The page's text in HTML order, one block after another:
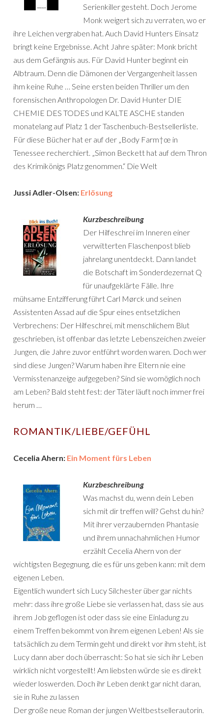
Serienkiller gesteht. Doch Jerome
Monk weigert sich zu verraten, wo er
ihre Leichen vergraben hat. Auch David Hunters Einsatz
bringt keine Ergebnisse. Acht Jahre später: Monk bricht
aus dem Gefängnis aus. Für David Hunter beginnt ein
Albtraum. Denn die Dämonen der Vergangenheit lassen
ihm keine Ruhe … Seine ersten beiden Thriller um den
forensischen Anthropologen Dr. David Hunter DIE
CHEMIE DES TODES und KALTE ASCHE standen
monatelang auf Platz 1 der Taschenbuch-Bestsellerliste.
Für diese Bücher hat er auf der „Body Farm†œ in
Tenessee recherchiert. „Simon Beckett hat auf dem Thron
des Krimikönigs Platz genommen.“ Die Welt
Jussi Adler-Olsen: Erlösung
Kurzbeschreibung
Der Hilfeschrei im Inneren einer
verwitterten Flaschenpost blieb
jahrelang unentdeckt. Dann landet
die Botschaft im Sonderdezernat Q
für unaufgeklärte Fälle. Ihre
mühsame Entzifferung führt Carl Mørck und seinen
Assistenten Assad auf die Spur eines entsetzlichen
Verbrechens: Der Hilfeschrei, mit menschlichem Blut
geschrieben, ist offenbar das letzte Lebenszeichen zweier
Jungen, die Jahre zuvor entführt worden waren. Doch wer
sind diese Jungen? Warum haben ihre Eltern nie eine
Vermisstenanzeige aufgegeben? Sind sie womöglich noch
am Leben? Bald steht fest: der Täter läuft noch immer frei
herum …
ROMANTIK/LIEBE/GEFÜHL
Cecelia Ahern: Ein Moment fürs Leben
Kurzbeschreibung
Was machst du, wenn dein Leben
sich mit dir treffen will? Gehst du hin?
Mit ihrer verzaubernden Phantasie
und ihrem unnachahmlichen Humor
erzählt Cecelia Ahern von der
wichtigsten Begegnung, die es für uns geben kann: mit dem
eigenen Leben.
Eigentlich wundert sich Lucy Silchester über gar nichts
mehr: dass ihre große Liebe sie verlassen hat, dass sie aus
ihrem Job geflogen ist oder dass sie eine Einladung zu
einem Treffen bekommt von ihrem eigenen Leben! Als sie
tatsächlich zu dem Termin geht und direkt vor ihm steht, ist
Lucy dann aber doch überrascht: So hat sie sich ihr Leben
wirklich nicht vorgestellt! Am liebsten würde sie es direkt
wieder loswerden. Doch ihr Leben denkt gar nicht daran,
sie in Ruhe zu lassen
Der große neue Roman der jungen Weltbestsellerautorin.